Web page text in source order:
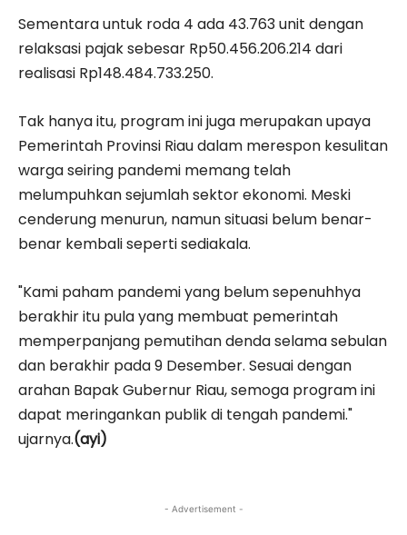
Sementara untuk roda 4 ada 43.763 unit dengan
relaksasi pajak sebesar Rp50.456.206.214 dari
realisasi Rp148.484.733.250.
Tak hanya itu, program ini juga merupakan upaya
Pemerintah Provinsi Riau dalam merespon kesulitan
warga seiring pandemi memang telah
melumpuhkan sejumlah sektor ekonomi. Meski
cenderung menurun, namun situasi belum benar-
benar kembali seperti sediakala.
"Kami paham pandemi yang belum sepenuhhya
berakhir itu pula yang membuat pemerintah
memperpanjang pemutihan denda selama sebulan
dan berakhir pada 9 Desember. Sesuai dengan
arahan Bapak Gubernur Riau, semoga program ini
dapat meringankan publik di tengah pandemi."
ujarnya.(ayi)
- Advertisement -